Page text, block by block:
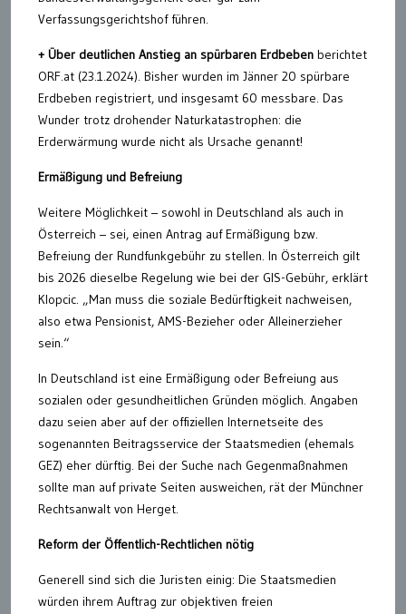
Verfassungsgerichtshof führen.
+ Über deutlichen Anstieg an spürbaren Erdbeben berichtet
ORF.at (23.1.2024). Bisher wurden im Jänner 20 spürbare
Erdbeben registriert, und insgesamt 60 messbare. Das
Wunder trotz drohender Naturkatastrophen: die
Erderwärmung wurde nicht als Ursache genannt!
Ermäßigung und Befreiung
Weitere Möglichkeit – sowohl in Deutschland als auch in
Österreich – sei, einen Antrag auf Ermäßigung bzw.
Befreiung der Rundfunkgebühr zu stellen. In Österreich gilt
bis 2026 dieselbe Regelung wie bei der GIS-Gebühr, erklärt
Klopcic. „Man muss die soziale Bedürftigkeit nachweisen,
also etwa Pensionist, AMS-Bezieher oder Alleinerzieher
sein.“
In Deutschland ist eine Ermäßigung oder Befreiung aus
sozialen oder gesundheitlichen Gründen möglich. Angaben
dazu seien aber auf der offiziellen Internetseite des
sogenannten Beitragsservice der Staatsmedien (ehemals
GEZ) eher dürftig. Bei der Suche nach Gegenmaßnahmen
sollte man auf private Seiten ausweichen, rät der Münchner
Rechtsanwalt von Herget.
Reform der Öffentlich-Rechtlichen nötig
Generell sind sich die Juristen einig: Die Staatsmedien
würden ihrem Auftrag zur objektiven freien